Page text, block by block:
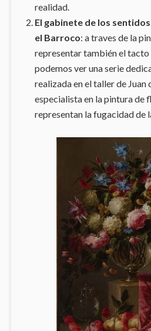
realidad.
El gabinete de los
el Barroco: a traves de la
representar también el
podemos ver una serie
realizada en el taller de Juan
especialista en la pintura de
representan la fugacidad de